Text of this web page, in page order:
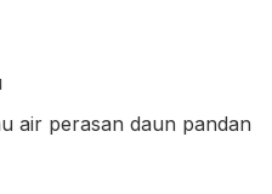
air perasan daun pandan